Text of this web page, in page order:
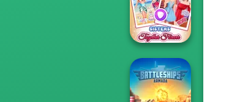
Sisters Together
Forever